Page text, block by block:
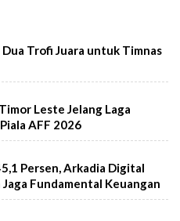
Trofi Juara untuk Timnas
Leste Jelang Laga
AFF 2026
Persen, Arkadia Digital
Fundamental Keuangan